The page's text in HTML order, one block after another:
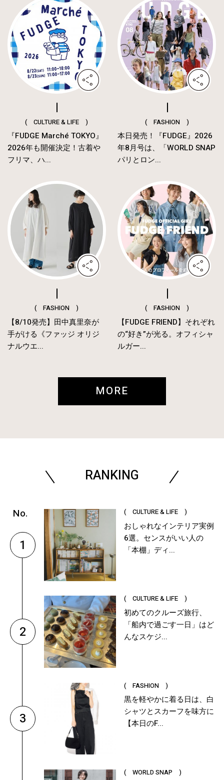
( CULTURE & LIFE )
『FUDGE Marché TOKYO』
2026年も開催決定！古着や
フリマ、ハ...
( FASHION )
本日発売！『FUDGE』2026
年8月号は、「WORLD SNAP
パリとロン...
( FASHION )
【8/10発売】田中真里奈が
手がける《ファッジ オリジ
ナルウエ...
( FASHION )
【FUDGE FRIEND】それぞれ
の“好き”が光る。オフィシャ
ルガー...
MORE
RANKING
1
( CULTURE & LIFE )
おしゃれなインテリア実例
6選。センスがいい人の
「本棚」ディ...
2
( CULTURE & LIFE )
初めてのクルーズ旅行、
「船内で過ごす一日」はど
んなスケジ...
3
( FASHION )
黒を軽やかに着る日は、白
シャツとスカーフを味方に
【本日のF...
( WORLD SNAP )